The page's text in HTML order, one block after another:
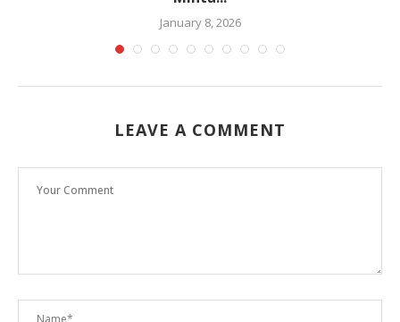
January 8, 2026
LEAVE A COMMENT